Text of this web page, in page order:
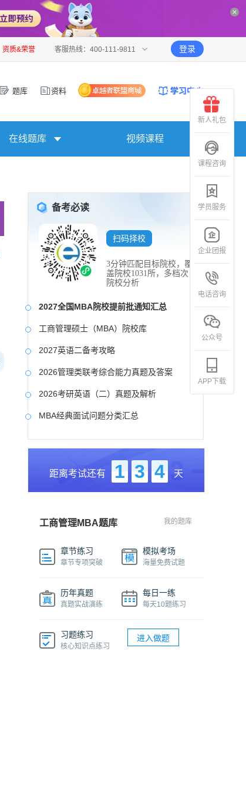
资质&荣誉 客服热线：400-111-9811 登录
题库 资料
在线题库 视频课程
备考必读
扫码择校
3分钟匹配目标院校，覆
盖院校1031所，多档次
院校分析
2027全国MBA院校提前批通知汇总
工商管理硕士（MBA）院校库
2027英语二备考攻略
2026管理类联考综合能力真题及答案
2026考研英语（二）真题及解析
MBA经典面试问题分类汇总
2017-2025近九年各科真题及详细解析
考研英语（二）试题库
2027写作备考攻略
距离考试还有 1 3 4 天
工商管理MBA题库 我的题库
章节练习
章节专项突破
模拟考场
海量免费试题
历年真题
真题实战演练
每日一练
每天10题练习
习题练习
核心知识点练习
进入做题
新人礼包
课程咨询
学员服务
企业团报
电话咨询
公众号
APP下载